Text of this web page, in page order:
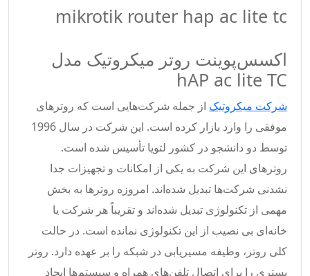
mikrotik router hap ac lite tc
اکسس‌پوینت روتر میکروتیک مدل
hAP ac lite TC
شرکت میکروتیک از جمله شرکت‌هایی است که روترهای
موفقی را وارد بازار کرده است. این شرکت در سال 1996
توسط دو دانشجو در کشور لتویا تأسیس شده است.
روترهای این شرکت به یکی از امکانات و تجهیزات جدا
نشدنی شرکت‌ها تبدیل شده‌اند. امروزه روترها به بخش
مهمی از تکنولوژی تبدیل شده‌اند و تقریباً هر شرکت یا
خانه‌ای بی نصیب از این تکنولوژی نمانده است. در حالت
کلی روتر، وظیفه مسیریابی در شبکه را بر عهده دارد. روتر
بستری را برای اتصال تلفن‌های همراه و سیستم‌ها ایجاد